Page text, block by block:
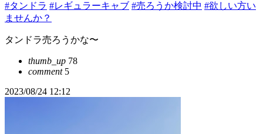
#タンドラ #レギュラーキャブ #売ろうか検討中 #欲しい方い
ませんか？
タンドラ売ろうかな〜
thumb_up 78
comment5
2023/08/24 12:12